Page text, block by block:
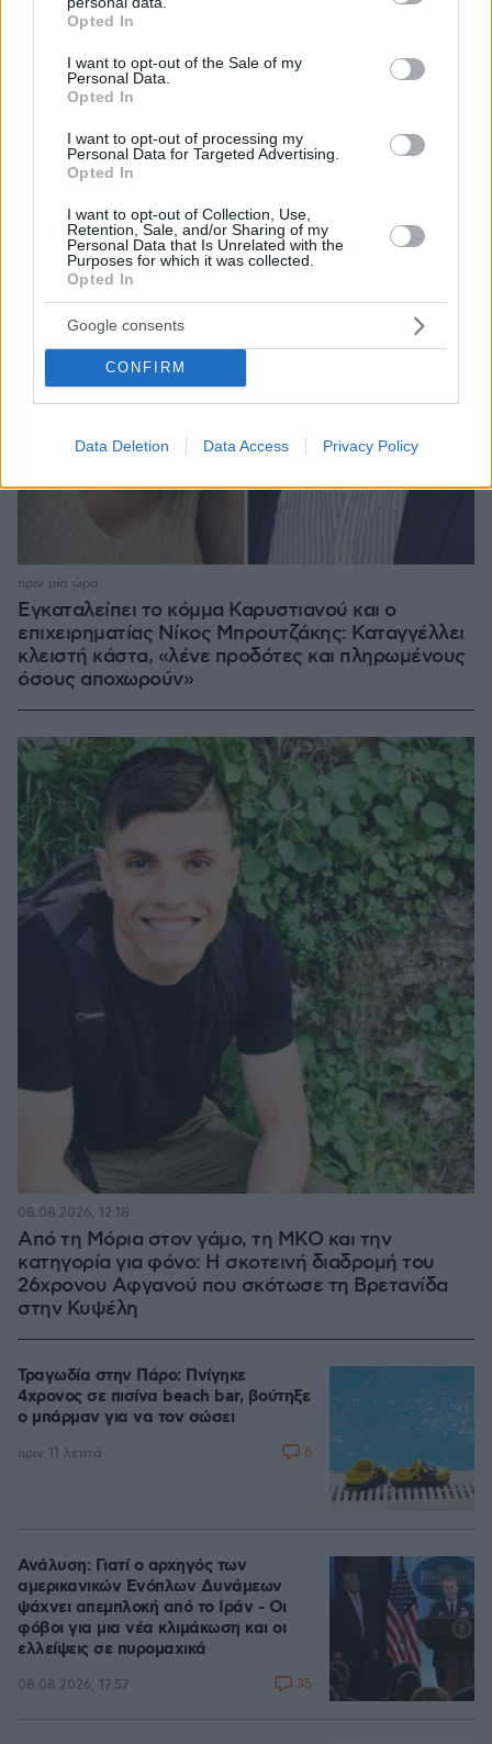
grant or deny consent to Google and its third-party tags to
use your data for below specified purposes in below Google
consent section.
Opted In
I want to opt-out of the Sale of my
Personal Data.
Opted In
I want to opt-out of processing my
Personal Data for Targeted Advertising.
Opted In
I want to opt-out of Collection, Use,
Retention, Sale, and/or Sharing of my
Personal Data that Is Unrelated with the
Purposes for which it was collected.
Opted In
Google consents
CONFIRM
Data Deletion Data Access Privacy Policy
μπορεί ν' αλλάξει τη χρονολογία της μεγάλης
Εγκαταλείπει το κόμμα Καρυστιανού και ο
επιχειρηματίας Νίκος Μπρουτζάκης: Καταγγέλλει
κλειστή κάστα, «λένε προδότες και πληρωμένους
όσους αποχωρούν»
πριν μία ώρα
Από τη Μόρια στον γάμο, τη ΜΚΟ και την
κατηγορία για φόνο: Η σκοτεινή διαδρομή του
26χρονου Αφγανού που σκότωσε τη Βρετανίδα
στην Κυψέλη
08.08.2026, 12:18
Τραγωδία στην Πάρο: Πνίγηκε
4χρονος σε πισίνα beach bar, βούτηξε
ο μπάρμαν για να τον σώσει
πριν 11 λεπτά 6
Ανάλυση: Γιατί ο αρχηγός των
αμερικανικών Ενόπλων Δυνάμεων
ψάχνει απεμπλοκή από το Ιράν - Οι
φόβοι για μια νέα κλιμάκωση και οι
ελλείψεις σε πυρομαχικά
08.08.2026, 17:57 35